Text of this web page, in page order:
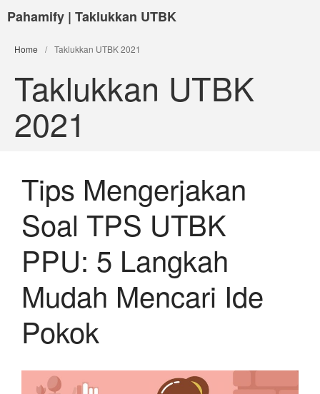
Pahamify | Taklukkan UTBK
Home / Taklukkan UTBK 2021
Taklukkan UTBK
2021
Tips Mengerjakan
Soal TPS UTBK
PPU: 5 Langkah
Mudah Mencari Ide
Pokok